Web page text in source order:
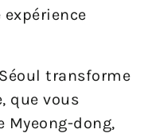
transforme
que vous
Myeong-dong,